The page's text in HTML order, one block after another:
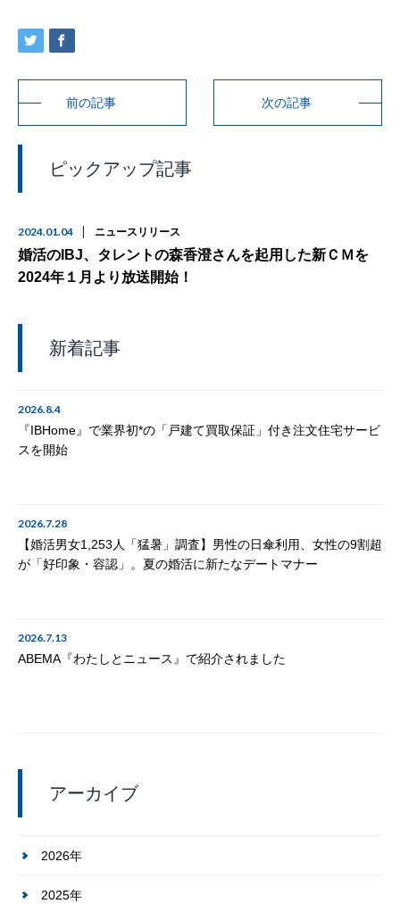
前の記事 次の記事
ピックアップ記事
2024.01.04 ニュースリリース
婚活のIBJ、タレントの森香澄さんを起用した新ＣＭを
2024年１月より放送開始！
新着記事
2026.8.4
『IBHome』で業界初*の「戸建て買取保証」付き注文住宅サービ
スを開始
2026.7.28
【婚活男女1,253人「猛暑」調査】男性の日傘利用、女性の9割超
が「好印象・容認」。夏の婚活に新たなデートマナー
2026.7.13
ABEMA『わたしとニュース』で紹介されました
アーカイブ
2026年
2025年